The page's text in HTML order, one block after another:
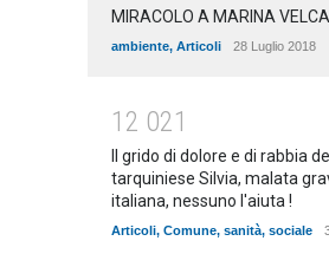
MIRACOLO A MARINA VELCA
ambiente, Articoli 28 Luglio 2018
1 2 021
Il grido di dolore e di rabbia
tarquiniese Silvia, malata
italiana, nessuno l'aiuta !
Articoli, Comune, sanità, sociale